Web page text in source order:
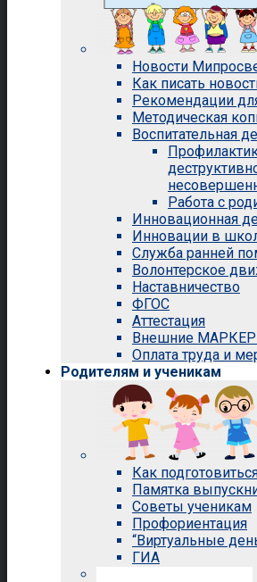
Новости
Как писать
Рекомендации
Методическая
Воспитательная
Работа с
Инновационная
Инновации в
Служба ранней
Волонтерское
Наставничество
ФГОС
Аттестация
Внешние
Оплата труда и
Родителям и ученикам
Как
Памятка
Советы ученикам
Профориентация
“Виртуальные
ГИА